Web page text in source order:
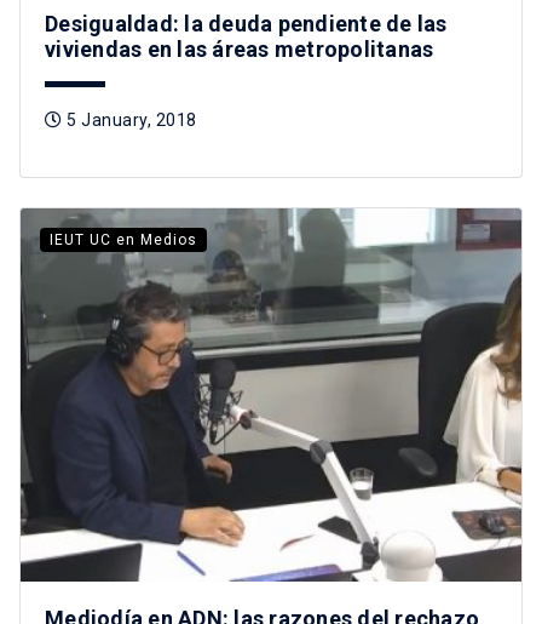
Desigualdad: la deuda pendiente de las
viviendas en las áreas metropolitanas
5 January, 2018
IEUT UC en Medios
Mediodía en ADN: las razones del rechazo